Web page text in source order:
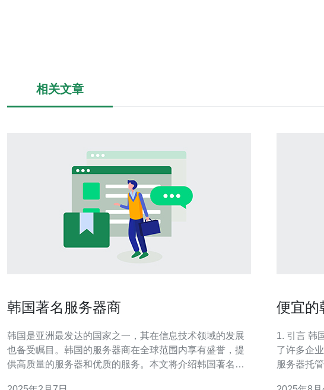
相关文章
韩国著名服务器商
韩国是亚洲最发达的国家之一，其在信息技术领域的发展
也备受瞩目。韩国的服务器商在全球范围内享有盛誉，提
供高质量的服务器和优质的服务。本文将介绍韩国著名的
便宜的
1. 引言 韩国因其高速的网络基础设施和优质的服务，成为
了许多企
服务器托